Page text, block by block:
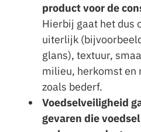
product voor de
Hierbij gaat het dus
uiterlijk
glans), textuur,
milieu, herkomst en
zoals bederf.
Voedselveiligheid
gevaren die